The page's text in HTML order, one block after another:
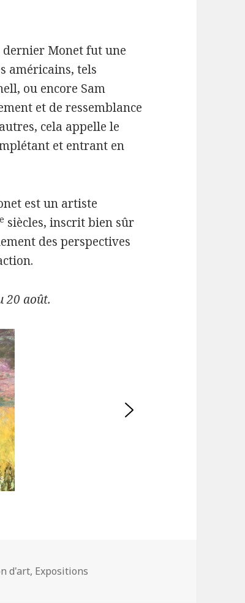
dernier Monet fut une
américains, tels
ou encore Sam
et de ressemblance
cela appelle le
et entrant en
est un artiste
e siècles, inscrit bien sûr
des perspectives
20 août.
d'art, Expositions